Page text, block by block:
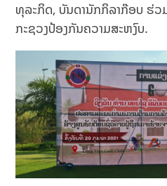
ທຸລະກິດ, ບັນດານັກກິລາກ໊ອບ ຮ່ວ
ກະຊວງປ້ອງກັນຄວາມສະຫງົບ.